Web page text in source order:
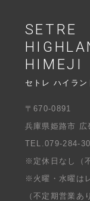
SETRE
HIMEJI
セトレ ハイラン
〒670-0891
兵庫県姫路市
TEL.079-284-
※定休日なし（
※火曜・水曜は
（不定期営業あ